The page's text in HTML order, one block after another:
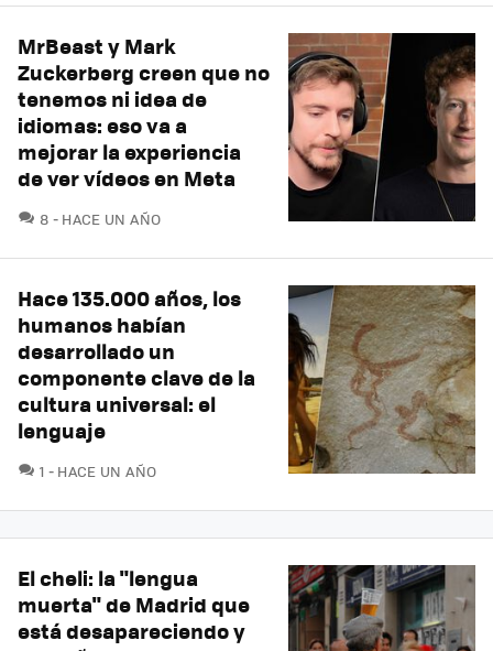
MrBeast y Mark
Zuckerberg creen que no
tenemos ni idea de
idiomas: eso va a
mejorar la experiencia
de ver vídeos en Meta
8 COMENTARIOS
HACE UN AÑO
Hace 135.000 años, los
humanos habían
desarrollado un
componente clave de la
cultura universal: el
lenguaje
1 COMENTARIOS
HACE UN AÑO
El cheli: la "lengua
muerta" de Madrid que
está desapareciendo y